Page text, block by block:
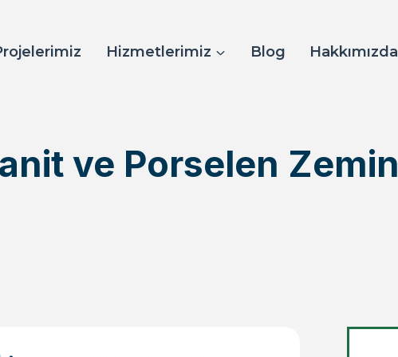
Hizmetlerimiz Blog Hakkımızda
ve Porselen Zemin